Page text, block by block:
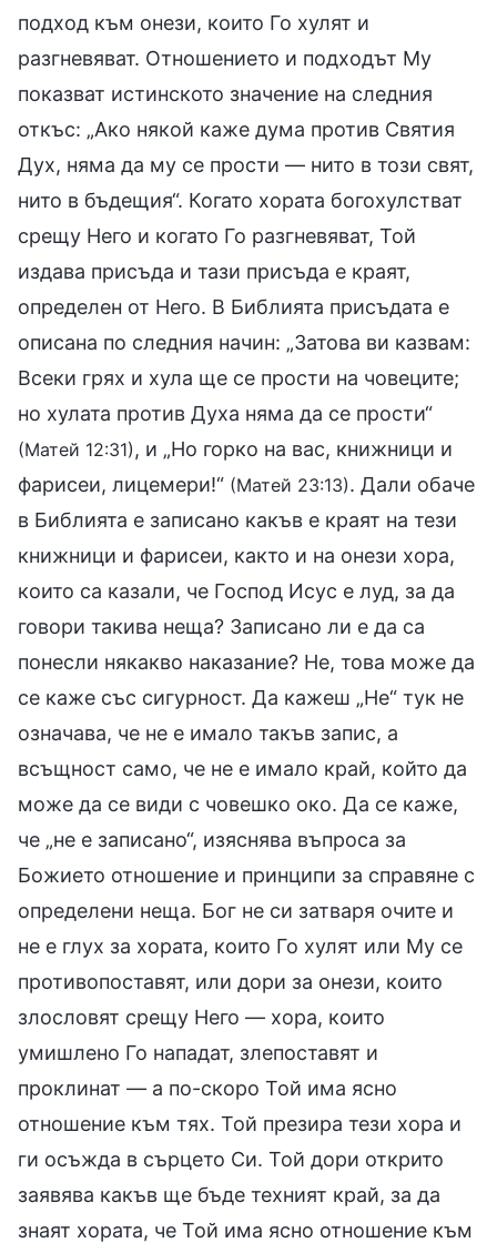
подход към онези, които Го хулят и
разгневяват. Отношението и подходът Му
показват истинското значение на следния
откъс: „Ако някой каже дума против Святия
Дух, няма да му се прости — нито в този свят,
нито в бъдещия“. Когато хората богохулстват
срещу Него и когато Го разгневяват, Той
издава присъда и тази присъда е краят,
определен от Него. В Библията присъдата е
описана по следния начин: „Затова ви казвам:
Всеки грях и хула ще се прости на човеците;
но хулата против Духа няма да се прости“
(Матей 12:31) , и „Но горко на вас, книжници и
фарисеи, лицемери!“ (Матей 23:13). Дали обаче
в Библията е записано какъв е краят на тези
книжници и фарисеи, както и на онези хора,
които са казали, че Господ Исус е луд, за да
говори такива неща? Записано ли е да са
понесли някакво наказание? Не, това може да
се каже със сигурност. Да кажеш „Не“ тук не
означава, че не е имало такъв запис, а
всъщност само, че не е имало край, който да
може да се види с човешко око. Да се каже,
че „не е записано“, изяснява въпроса за
Божието отношение и принципи за справяне с
определени неща. Бог не си затваря очите и
не е глух за хората, които Го хулят или Му се
противопоставят, или дори за онези, които
злословят срещу Него — хора, които
умишлено Го нападат, злепоставят и
проклинат — а по-скоро Той има ясно
отношение към тях. Той презира тези хора и
ги осъжда в сърцето Си. Той дори открито
заявява какъв ще бъде техният край, за да
знаят хората, че Той има ясно отношение към